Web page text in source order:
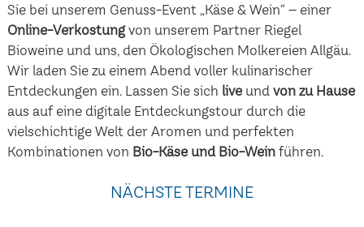
Sie bei unserem Genuss-Event „Käse & Wein“ – einer
Online-Verkostungvon unserem Partner Riegel
Bioweine und uns, den Ökologischen Molkereien Allgäu.
Wir laden Sie zu einem Abend voller kulinarischer
Entdeckungen ein. Lassen Sie sich live und von zu Hause
aus auf eine digitale Entdeckungstour durch die
vielschichtige Welt der Aromen und perfekten
Kombinationen von Bio-Käse und Bio-Weinführen.
NÄCHSTE TERMINE